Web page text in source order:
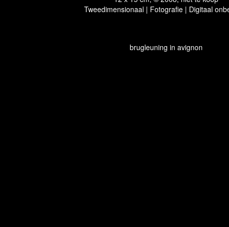
Tweedimensionaal | Fotografie | Digitaal
brugleuning in avignon